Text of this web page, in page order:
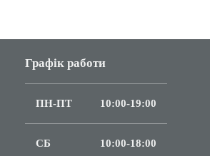
Графік работи
ПН-ПТ 10:00-19:00
СБ 10:00-18:00